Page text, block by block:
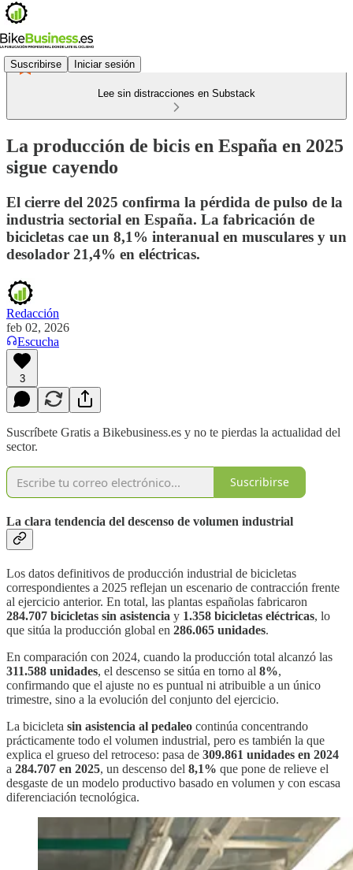
Suscribirse Iniciar sesión
Lee sin distracciones en Substack
La producción de bicis en España en 2025
sigue cayendo
El cierre del 2025 confirma la pérdida de pulso de la
industria sectorial en España. La fabricación de
bicicletas cae un 8,1% interanual en musculares y un
desolador 21,4% en eléctricas.
Redacción
feb 02, 2026
Escucha
3
Suscríbete Gratis a Bikebusiness.es y no te pierdas la actualidad del
sector.
Suscribirse
La clara tendencia del descenso de volumen industrial
Los datos definitivos de producción industrial de bicicletas
correspondientes a 2025 reflejan un escenario de contracción frente
al ejercicio anterior. En total, las plantas españolas fabricaron
284.707 bicicletas sin asistencia y 1.358 bicicletas eléctricas, lo
que sitúa la producción global en 286.065 unidades.
En comparación con 2024, cuando la producción total alcanzó las
311.588 unidades, el descenso se sitúa en torno al 8%,
confirmando que el ajuste no es puntual ni atribuible a un único
trimestre, sino a la evolución del conjunto del ejercicio.
La bicicleta sin asistencia al pedaleo continúa concentrando
prácticamente todo el volumen industrial, pero es también la que
explica el grueso del retroceso: pasa de 309.861 unidades en 2024
a 284.707 en 2025, un descenso del 8,1% que pone de relieve el
desgaste de un modelo productivo basado en volumen y con escasa
diferenciación tecnológica.